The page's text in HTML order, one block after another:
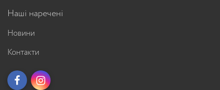
Наші наречені
Новини
Контакти